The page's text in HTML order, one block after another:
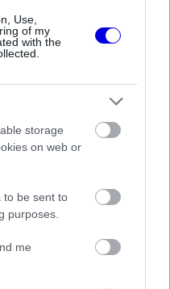
Use,
of my
with the
storage
on web or
to be sent to
purposes.
me
kellene adnia
hozott a Ferrari,
Bullnál elmaradtak